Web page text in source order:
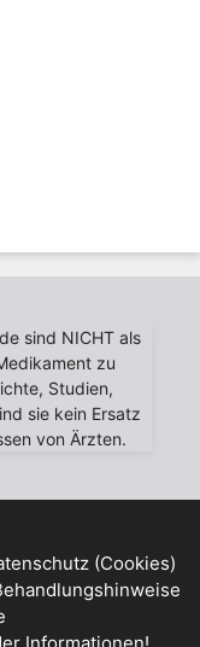
sind NICHT als
zu
Studien,
sie kein Ersatz
von Ärzten.
(Cookies)